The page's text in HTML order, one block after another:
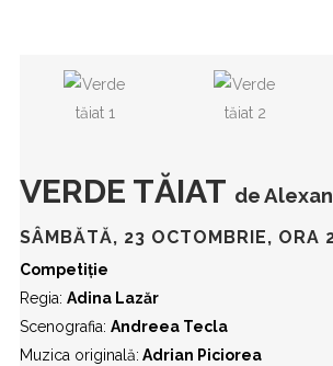
VERDE TĂIAT de
SÂMBĂTĂ, 23 OCTOMBRIE, ORA
Competiție
Regia: Adina Lazăr
Scenografia: Andreea Tecla
Muzica originală: Adrian Piciorea